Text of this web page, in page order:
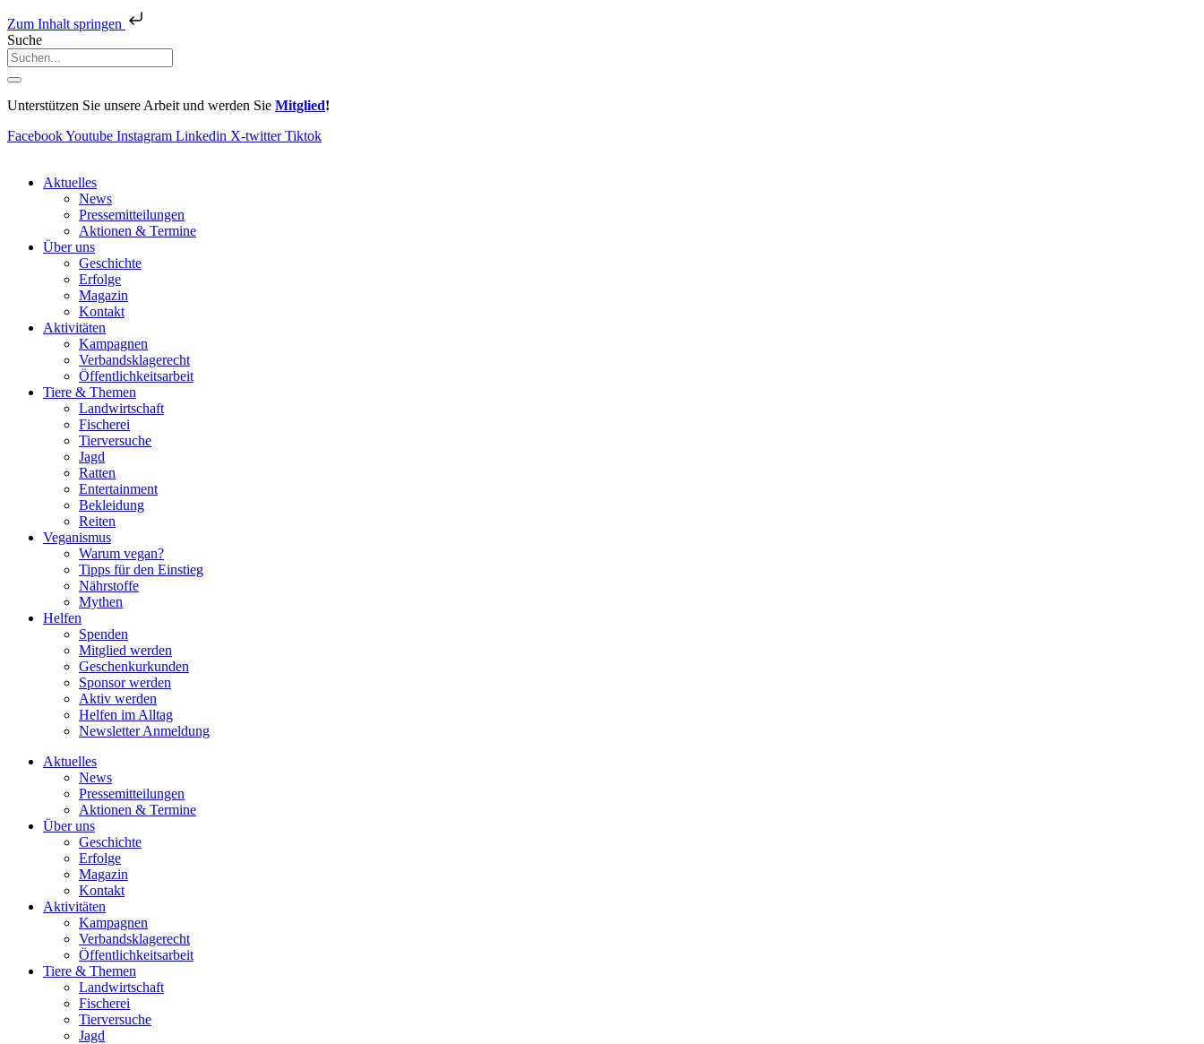
Zum Inhalt springen
Suche
Unterstützen Sie unsere Arbeit und werden Sie Mitglied!
FacebookYoutube Instagram Linkedin X-twitter Tiktok
Aktuelles
News
Pressemitteilungen
Aktionen & Termine
Über uns
Geschichte
Erfolge
Magazin
Kontakt
Aktivitäten
Kampagnen
Verbandsklagerecht
Öffentlichkeitsarbeit
Tiere & Themen
Landwirtschaft
Fischerei
Tierversuche
Jagd
Ratten
Entertainment
Bekleidung
Reiten
Veganismus
Warum vegan?
Tipps für den Einstieg
Nährstoffe
Mythen
Helfen
Spenden
Mitglied werden
Geschenkurkunden
Sponsor werden
Aktiv werden
Helfen im Alltag
Newsletter Anmeldung
Aktuelles
News
Pressemitteilungen
Aktionen & Termine
Über uns
Geschichte
Erfolge
Magazin
Kontakt
Aktivitäten
Kampagnen
Verbandsklagerecht
Öffentlichkeitsarbeit
Tiere & Themen
Landwirtschaft
Fischerei
Tierversuche
Jagd